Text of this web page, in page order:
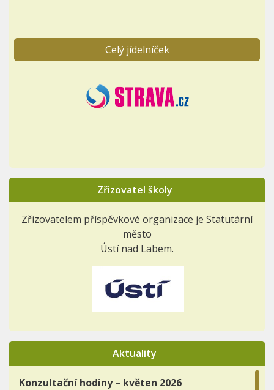
Celý jídelníček
Zřizovatel školy
Zřizovatelem příspěvkové organizace je Statutární
město
Ústí nad Labem.
Aktuality
Konzultační hodiny – květen 2026